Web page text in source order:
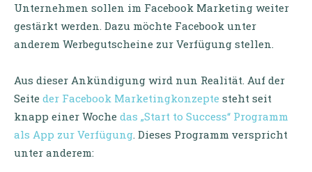
Unternehmen sollen im Facebook Marketing weiter
gestärkt werden. Dazu möchte Facebook unter
anderem Werbegutscheine zur Verfügung stellen.
Aus dieser Ankündigung wird nun Realität. Auf der
Seite der Facebook Marketingkonzepte steht seit
knapp einer Woche das „Start to Success“ Programm
als App zur Verfügung. Dieses Programm verspricht
unter anderem: